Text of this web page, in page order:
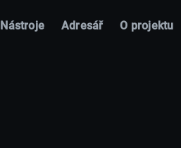
Nástroje Adresář O projektu